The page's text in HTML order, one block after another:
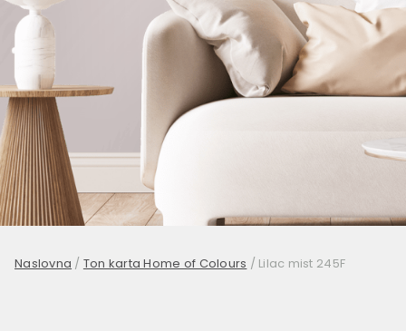
Naslovna / Ton karta Home of Colours / Lilac mist 245F